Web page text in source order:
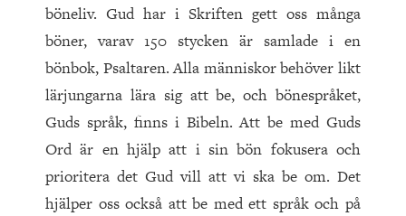
böneliv. Gud har i Skriften gett oss många
böner, varav 150 stycken är samlade i en
bönbok, Psaltaren. Alla människor behöver likt
lärjungarna lära sig att be, och bönespråket,
Guds språk, finns i Bibeln. Att be med Guds
Ord är en hjälp att i sin bön fokusera och
prioritera det Gud vill att vi ska be om. Det
hjälper oss också att be med ett språk och på